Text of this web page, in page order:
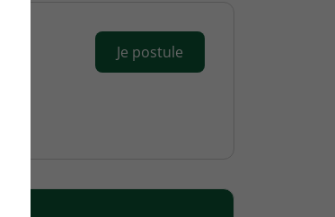
Je postule